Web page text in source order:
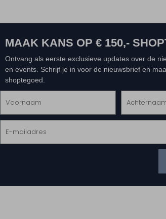
MAAK KANS OP € 150,-
Ontvang als eerste exclusieve updates over de
en events. Schrijf je in voor de nieuwsbrief en
shoptegoed.